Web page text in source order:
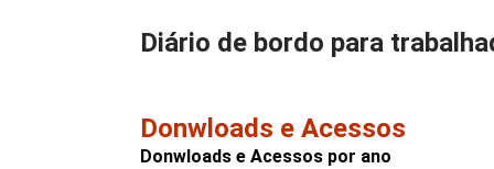
Diário de bordo para
Donwloads e Acessos
Donwloads e Acessos por ano